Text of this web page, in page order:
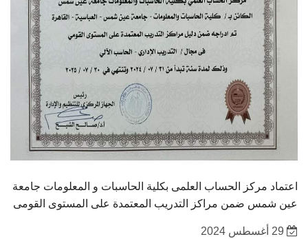
اعتماد مركز الحساب العلمى بكلية الحاسبات و المعلومات جامعة
عين شمس ضمن مراكز التدريب المعتمدة على المستوى القومى